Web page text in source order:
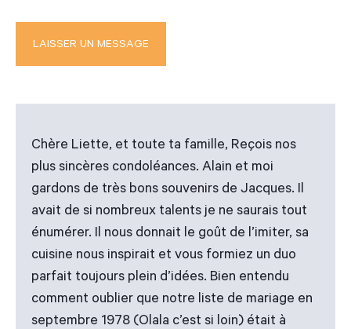
Chère Liette, et toute ta famille, Reçois nos
plus sincères condoléances. Alain et moi
gardons de très bons souvenirs de Jacques. Il
avait de si nombreux talents je ne saurais tout
énumérer. Il nous donnait le goût de l’imiter, sa
cuisine nous inspirait et vous formiez un duo
parfait toujours plein d’idées. Bien entendu
comment oublier que notre liste de mariage en
septembre 1978 (Olala c’est si loin) était à